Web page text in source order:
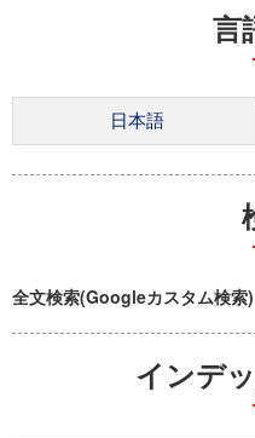
言
全文検索(Googleカスタム検索)
インデ